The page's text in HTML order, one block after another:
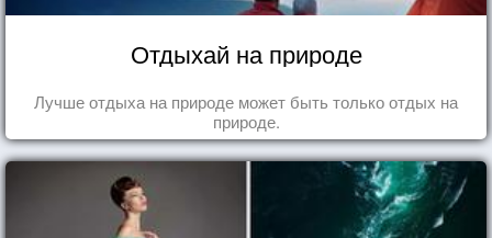
Отдыхай на природе
Лучше отдыха на природе может быть только отдых на
природе.